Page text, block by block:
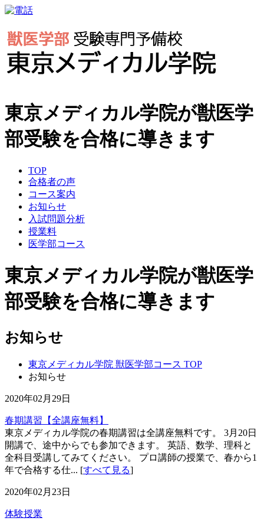
東京メディカル学院が獣医学
部受験を合格に導きます
TOP
合格者の声
コース案内
お知らせ
入試問題分析
授業料
医学部コース
東京メディカル学院が獣医学
部受験を合格に導きます
お知らせ
東京メディカル学院 獣医学部コース TOP
お知らせ
2020年02月29日
春期講習【全講座無料】
東京メディカル学院の春期講習は全講座無料です。 3月20日
開講で、途中からでも参加できます。 英語、数学、理科と
全科目受講してみてください。 プロ講師の授業で、春から1
年で合格する仕... [すべて見る]
2020年02月23日
体験授業